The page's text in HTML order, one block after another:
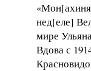
нед[еле]
мире
Вдова с